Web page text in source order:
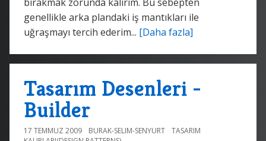
genellikle arka plandaki iş mantıkları ile
uğraşmayı tercih ederim... [Daha fazla]
Tasarım Desenleri -
Builder
17 TEMMUZ 2009 BURAK-SELIM-SENYURT
TASARIM